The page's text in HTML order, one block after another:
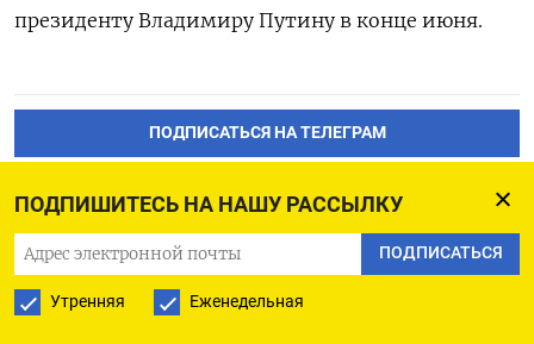
ПОДПИШИТЕСЬ НА НАШУ РАССЫЛКУ
ПОДПИСАТЬСЯ
Утренняя Еженедельная
президенту Владимиру Путину в конце июня.
ПОДПИСАТЬСЯ НА ТЕЛЕГРАМ
ПОДПИСАТЬСЯ В GOOGLE